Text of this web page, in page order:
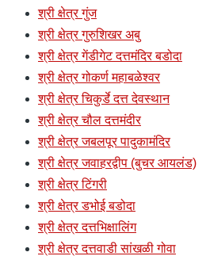
श्री क्षेत्र गुंज
श्री क्षेत्र गुरुशिखर अबु
श्री क्षेत्र गेंडीगेट दत्तमंदिर बडोदा
श्री क्षेत्र गोकर्ण महाबळेश्वर
श्री क्षेत्र चिकुर्डे दत्त देवस्थान
श्री क्षेत्र चौल दत्तमंदीर
श्री क्षेत्र जबलपूर पादुकामंदिर
श्री क्षेत्र जवाहरद्वीप (बुचर आयलंड)
श्री क्षेत्र टिंगरी
श्री क्षेत्र डभोई बडोदा
श्री क्षेत्र दत्तभिक्षालिंग
श्री क्षेत्र दत्तवाडी सांखळी गोवा